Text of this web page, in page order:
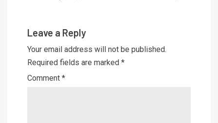
Leave a Reply
Your email address will not be published.
Required fields are marked *
Comment *